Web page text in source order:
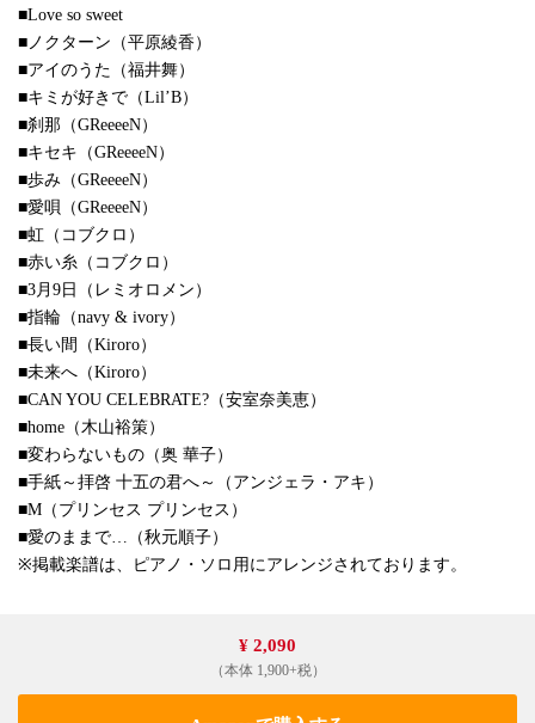
■Love so sweet
■ノクターン（平原綾香）
■アイのうた（福井舞）
■キミが好きで（Lil’B）
■刹那（GReeeeN）
■キセキ（GReeeeN）
■歩み（GReeeeN）
■愛唄（GReeeeN）
■虹（コブクロ）
■赤い糸（コブクロ）
■3月9日（レミオロメン）
■指輪（navy & ivory）
■長い間（Kiroro）
■未来へ（Kiroro）
■CAN YOU CELEBRATE?（安室奈美恵）
■home（木山裕策）
■変わらないもの（奥 華子）
■手紙～拝啓 十五の君へ～（アンジェラ・アキ）
■M（プリンセス プリンセス）
■愛のままで…（秋元順子）
※掲載楽譜は、ピアノ・ソロ用にアレンジされております。
¥ 2,090
（本体 1,900+税）